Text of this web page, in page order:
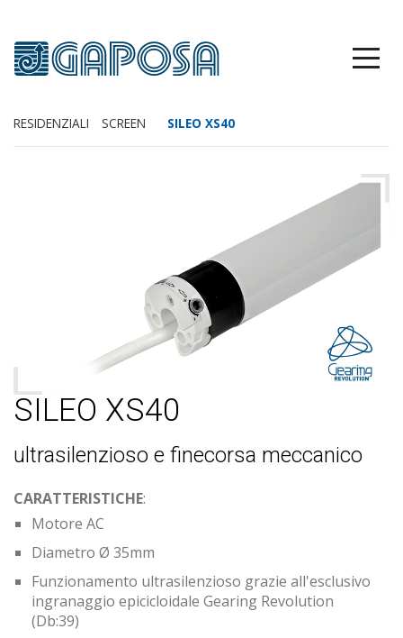
RESIDENZIALI SCREEN SILEO XS40
SILEO XS40
ultrasilenzioso e finecorsa meccanico
CARATTERISTICHE:
Motore AC
Diametro Ø 35mm
Funzionamento ultrasilenzioso grazie all'esclusivo
ingranaggio epicicloidale Gearing Revolution
(Db:39)